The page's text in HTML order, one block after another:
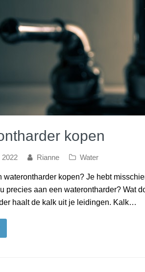
kopen
2022 Rianne Water
waterontharder kopen? Je hebt
precies aan een waterontharder? Wat
haalt de kalk uit je leidingen. Kalk…